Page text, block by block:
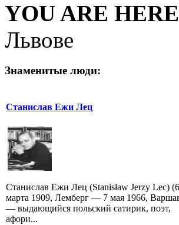
YOU ARE
Львове
Знаменитые люди:
Станислав Ежи Лец
Станислав Ежи Лец (Stanisław Jerzy Lec) (6
марта 1909, Лемберг — 7 мая 1966,
— выдающийся польский сатирик, поэт,
афори...